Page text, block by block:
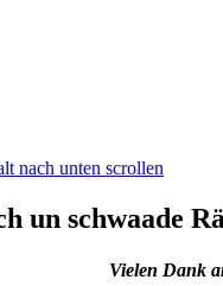
nach unten scrollen
schwaade
Vielen Dank